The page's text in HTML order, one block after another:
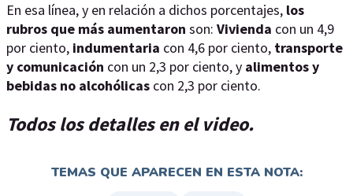
En esa línea, y en relación a dichos porcentajes, los
rubros que más aumentaron son: Vivienda con un 4,9
por ciento, indumentaria con 4,6 por ciento, transporte
y comunicación con un 2,3 por ciento, y alimentos y
bebidas no alcohólicas con 2,3 por ciento.
Todos los detalles en el video.
TEMAS QUE APARECEN EN ESTA NOTA: